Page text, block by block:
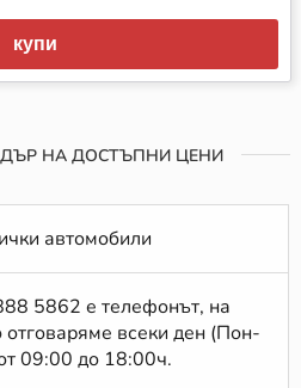
купи
НА ДОСТЪПНИ ЦЕНИ
автомобили
5862 е телефонът, на
отговаряме всеки ден (Пон-
09:00 до 18:00ч.